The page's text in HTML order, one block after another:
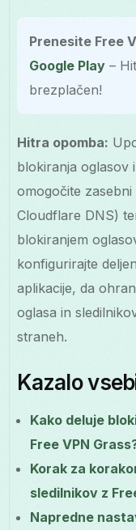
Prenesite Free
Google Play –
brezplačen!
Hitra opomba:
blokiranja oglasov
omogočite
Cloudflare DNS)
blokiranjem
konfigurirajte
aplikacije, da
oglasa in
straneh.
Kazalo
Kako deluje
Free VPN
Korak za
sledilnikov z
Napredne